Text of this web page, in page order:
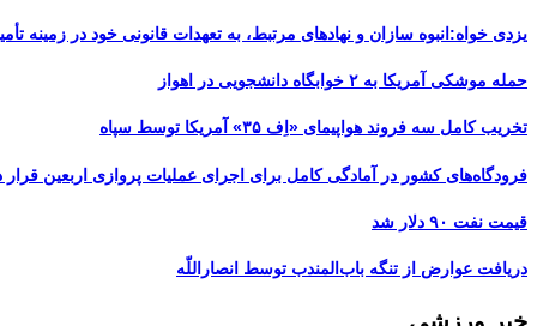
یزدی خواه:انبوه سازان و نهادهای مرتبط، به تعهدات قانونی خود در زمینه
حمله موشکی آمریکا به ۲ خوابگاه دانشجویی در اهواز
تخریب کامل سه فروند هواپیمای «اِف ۳۵» آمریکا توسط سپاه
فرودگاه‌های کشور در آمادگی کامل برای اجرای عملیات پروازی اربعین قرار
قیمت نفت ۹۰ دلار شد
دریافت عوارض از تنگه باب‌المندب توسط انصاراللّه